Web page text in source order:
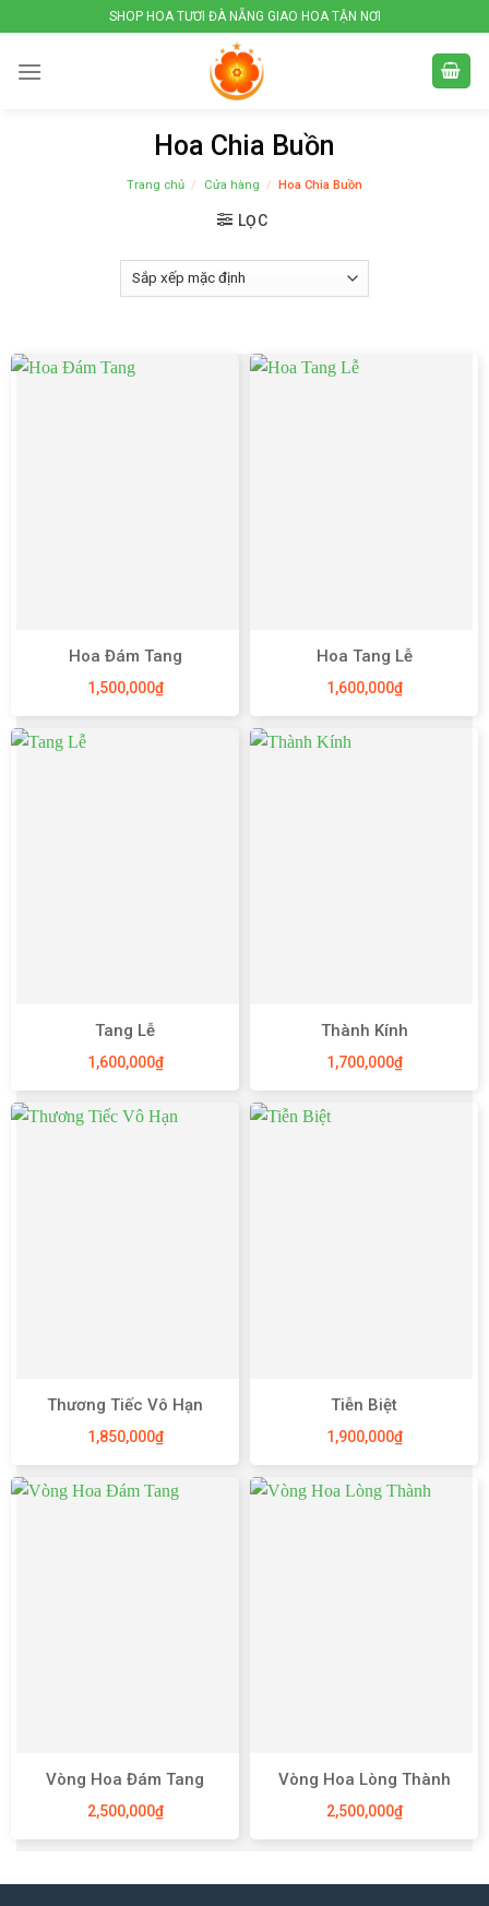
to
content
SHOP HOA TƯƠI ĐÀ NẴNG GIAO HOA TẬN NƠI
Hoa Chia Buồn
Trang chủ / Cửa hàng / Hoa Chia Buồn
LỌC
Hoa Đám Tang
1,500,000₫
Hoa Tang Lễ
1,600,000₫
Tang Lễ
1,600,000₫
Thành Kính
1,700,000₫
Thương Tiếc Vô Hạn
1,850,000₫
Tiễn Biệt
1,900,000₫
Vòng Hoa Đám Tang
2,500,000₫
Vòng Hoa Lòng Thành
2,500,000₫